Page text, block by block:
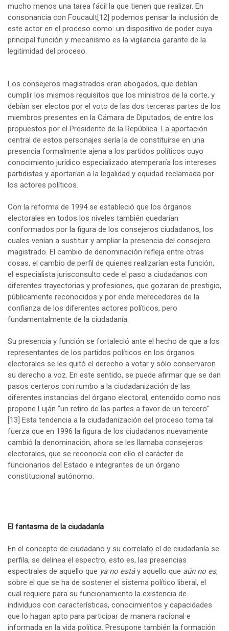
mucho menos una tarea fácil la que tienen que realizar. En
consonancia con Foucault[12] podemos pensar la inclusión de
este actor en el proceso como: un dispositivo de poder cuya
principal función y mecanismo es la vigilancia garante de la
legitimidad del proceso.
Los consejeros magistrados eran abogados, que debían
cumplir los mismos requisitos que los ministros de la corte, y
debían ser electos por el voto de las dos terceras partes de los
miembros presentes en la Cámara de Diputados, de entre los
propuestos por el Presidente de la República. La aportación
central de estos personajes sería la de constituirse en una
presencia formalmente ajena a los partidos políticos cuyo
conocimiento jurídico especializado atemperaría los intereses
partidistas y aportarían a la legalidad y equidad reclamada por
los actores políticos.
Con la reforma de 1994 se estableció que los órganos
electorales en todos los niveles también quedarían
conformados por la figura de los consejeros ciudadanos, los
cuales venían a sustituir y ampliar la presencia del consejero
magistrado. El cambio de denominación refleja entre otras
cosas, el cambio de perfil de quienes realizarían esta función,
el especialista jurisconsulto cede el paso a ciudadanos con
diferentes trayectorias y profesiones, que gozaran de prestigio,
públicamente reconocidos y por ende merecedores de la
confianza de los diferentes actores políticos, pero
fundamentalmente de la ciudadanía.
Su presencia y función se fortaleció ante el hecho de que a los
representantes de los partidos políticos en los órganos
electorales se les quitó el derecho a votar y sólo conservaron
su derecho a voz. En este sentido, se puede afirmar que se dan
pasos certeros con rumbo a la ciudadanización de las
diferentes instancias del órgano electoral, entendido como nos
propone Luján “un retiro de las partes a favor de un tercero”.
[13] Esta tendencia a la ciudadanización del proceso toma tal
fuerza que en 1996 la figura de los ciudadanos nuevamente
cambió la denominación, ahora se les llamaba consejeros
electorales, que se reconocía con ello el carácter de
funcionarios del Estado e integrantes de un órgano
constitucional autónomo.
El fantasma de la ciudadanía
En el concepto de ciudadano y su correlato el de ciudadanía se
perfila, se delinea el espectro, esto es, las presencias
espectrales de aquello que ya no estáy aquello que aún no es,
sobre el que se ha de sostener el sistema político liberal, el
cual requiere para su funcionamiento la existencia de
individuos con características, conocimientos y capacidades
que lo hagan apto para participar de manera racional e
informada en la vida política. Presupone también la formación